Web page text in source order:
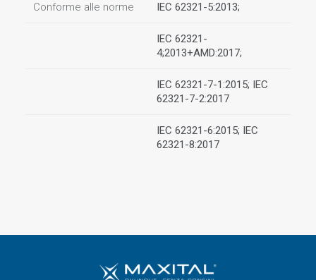
Conforme alle norme IEC 62321-5:2013;
IEC 62321-
4;2013+AMD:2017;
IEC 62321-7-1:2015; IEC
62321-7-2:2017
IEC 62321-6:2015; IEC
62321-8:2017